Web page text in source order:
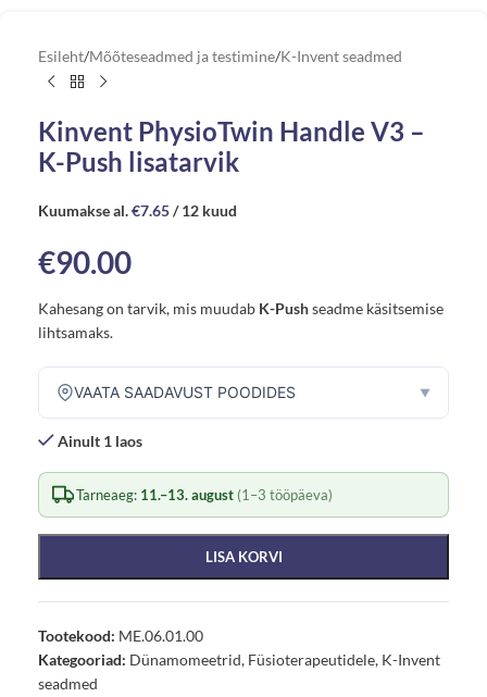
Esileht/Mõõteseadmed ja testimine/K-Invent seadmed
Kinvent PhysioTwin Handle V3 –
K-Push lisatarvik
Kuumakse al.€7.65/ 12 kuud
€90.00
Kahesang on tarvik, mis muudab K-Pushseadme käsitsemise
lihtsamaks.
VAATA SAADAVUST POODIDES ▼
Ainult 1 laos
Tarneaeg: 11.–13. august (1–3 tööpäeva)
LISA KORVI
Tootekood: ME.06.01.00
Kategooriad: Dünamomeetrid, Füsioterapeutidele, K-Invent
seadmed